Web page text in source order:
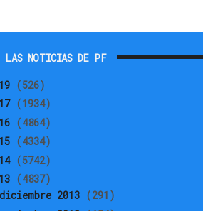
LAS NOTICIAS DE PF
(526)
(1934)
(4864)
(4334)
(5742)
(4837)
diciembre 2013 (291)